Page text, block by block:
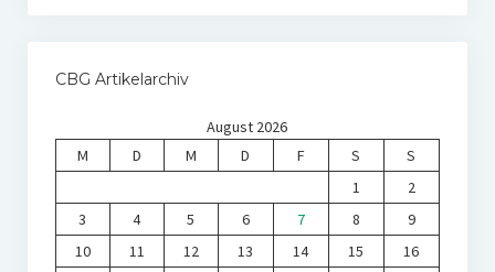
CBG Artikelarchiv
August 2026
M
D M D F S
S
1
2
3
4 5 6 7 8
9
10
11 12 13 14 15
16